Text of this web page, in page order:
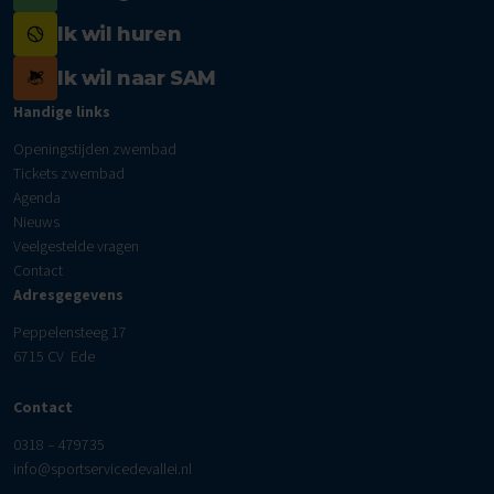
Ik wil huren
Ik wil naar SAM
Handige links
Openingstijden zwembad
Tickets zwembad
Agenda
Nieuws
Veelgestelde vragen
Contact
Adresgegevens
Peppelensteeg 17
6715 CV Ede
Contact
0318 – 479735
info@sportservicedevallei.nl